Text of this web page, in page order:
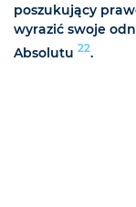
poszukujący
wyrazić swoje
Absolutu 22.